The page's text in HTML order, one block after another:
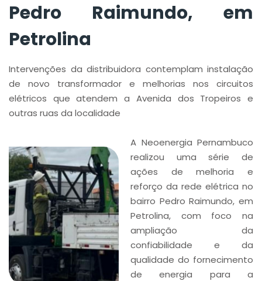
Pedro Raimundo, em
Petrolina
Intervenções da distribuidora contemplam instalação
de novo transformador e melhorias nos circuitos
elétricos que atendem a Avenida dos Tropeiros e
outras ruas da localidade
A Neoenergia Pernambuco
realizou uma série de
ações de melhoria e
reforço da rede elétrica no
bairro Pedro Raimundo, em
Petrolina, com foco na
ampliação da
confiabilidade e da
qualidade do fornecimento
de energia para a